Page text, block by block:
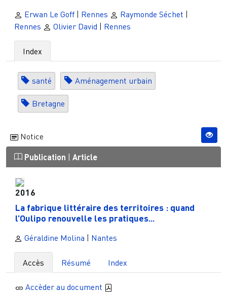
Erwan Le Goff | Rennes Raymonde Séchet |
Rennes
Olivier David | Rennes
Index
santé Aménagement urbain
Bretagne
Notice
Publication | Article
2016
La fabrique littéraire des territoires : quand
l’Oulipo renouvelle les pratiques...
Géraldine Molina Nantes
Accès Résumé Index
Accèder au document